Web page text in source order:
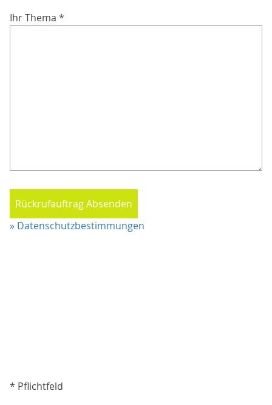
Ihr Thema *
Rückrufauftrag Absenden
» Datenschutzbestimmungen
* Pflichtfeld